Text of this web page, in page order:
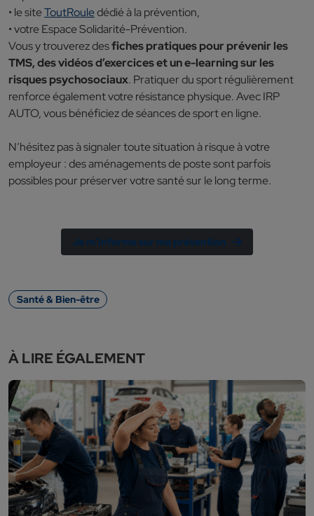
• le siteToutRouledédié à la prévention,
• votre Espace Solidarité-Prévention.
Vous y trouverez desfiches pratiques pour prévenir les
TMS, des vidéos d’exercices et un e-learning sur les
risques psychosociaux. Pratiquer du sport régulièrement
renforce également votre résistance physique. Avec IRP
AUTO, vous bénéficiez de séances de sport en ligne.
N’hésitez pas à signaler toute situation à risque à votre
employeur : des aménagements de poste sont parfois
possibles pour préserver votre santé sur le long terme.
Je m’informe sur ma prévention
Santé & Bien-être
À LIRE ÉGALEMENT